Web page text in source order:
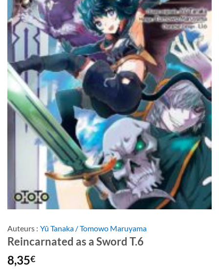
Auteurs : Yû Tanaka / Tomowo Maruyama
Reincarnated as a Sword T.6
8,35€